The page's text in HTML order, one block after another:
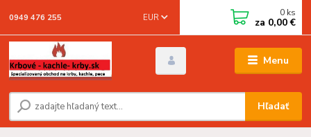
Menu
EUR
Hľadať
0949 476 255 0 ks
za 0,00 €